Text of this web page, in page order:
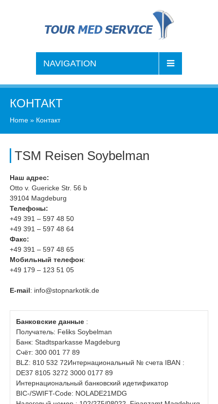
NAVIGATION
КОНТАКТ
Home » Контакт
TSM Reisen Soybelman
Наш адрес:
Otto v. Guericke Str. 56 b
39104 Magdeburg
Телефоны:
+49 391 – 597 48 50
+49 391 – 597 48 64
Факс:
+49 391 – 597 48 65
Мобильный телефон:
+49 179 – 123 51 05
E-mail: info@stopnarkotik.de
Банковские данные :
Получатель: Feliks Soybelman
Банк: Stadtsparkasse Magdeburg
Счёт: 300 001 77 89
BLZ: 810 532 72Интернациональный № счета IBAN :
DE37 8105 3272 3000 0177 89
Интернациональный банковский идетификатор
BIC-/SWIFT-Code: NOLADE21MDG